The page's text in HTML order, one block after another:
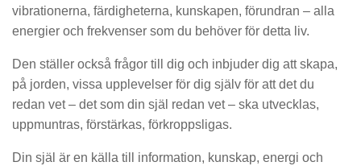
vibrationerna, färdigheterna, kunskapen, förundran – alla
energier och frekvenser som du behöver för detta liv.
Den ställer också frågor till dig och inbjuder dig att skapa,
på jorden, vissa upplevelser för dig själv för att det du
redan vet – det som din själ redan vet – ska utvecklas,
uppmuntras, förstärkas, förkroppsligas.
Din själ är en källa till information, kunskap, energi och